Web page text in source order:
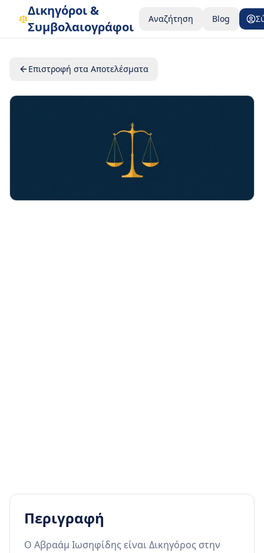
Δικηγόροι &
Συμβολαιογράφοι
Αναζήτηση Blog
Επιστροφή στα Αποτελέσματα
Περιγραφή
Ο Αβραάμ Ιωσηφίδης είναι Δικηγόρος στην